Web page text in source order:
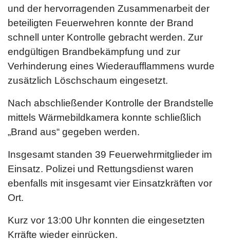
und der hervorragenden Zusammenarbeit der
beteiligten Feuerwehren konnte der Brand
schnell unter Kontrolle gebracht werden. Zur
endgültigen Brandbekämpfung und zur
Verhinderung eines Wiederaufflammens wurde
zusätzlich Löschschaum eingesetzt.
Nach abschließender Kontrolle der Brandstelle
mittels Wärmebildkamera konnte schließlich
„Brand aus“ gegeben werden.
Insgesamt standen 39 Feuerwehrmitglieder im
Einsatz. Polizei und Rettungsdienst waren
ebenfalls mit insgesamt vier Einsatzkräften vor
Ort.
Kurz vor 13:00 Uhr konnten die eingesetzten
Krräfte wieder einrücken.